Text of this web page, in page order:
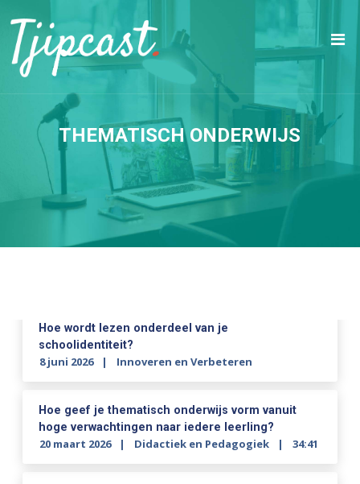
THEMATISCH ONDERWIJS
Hoe wordt lezen onderdeel van je
schoolidentiteit?
8 juni 2026 Innoveren en Verbeteren
Hoe geef je thematisch onderwijs vorm vanuit
hoge verwachtingen naar iedere leerling?
20 maart 2026 Didactiek en Pedagogiek 34:41